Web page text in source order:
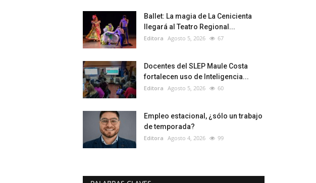
Ballet: La magia de La Cenicienta
llegará al Teatro Regional...
Editora Agosto 5, 2026 67
Docentes del SLEP Maule Costa
fortalecen uso de Inteligencia...
Editora Agosto 5, 2026 60
Empleo estacional, ¿sólo un trabajo
de temporada?
Editora Agosto 4, 2026 99